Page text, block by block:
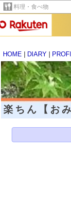
料理・食べ物
HOME
DIARY
楽ちん【お